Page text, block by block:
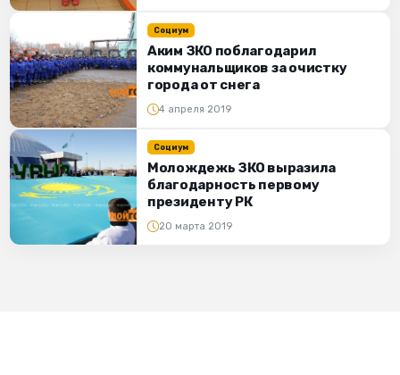
Социум
Аким ЗКО поблагодарил
коммунальщиков за очистку
города от снега
4 апреля 2019
Социум
Молождежь ЗКО выразила
благодарность первому
президенту РК
20 марта 2019